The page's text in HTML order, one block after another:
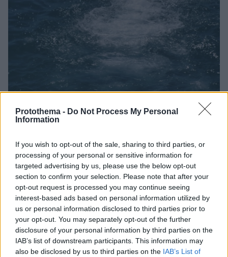
Protothema - Do Not Process My Personal
Information
If you wish to opt-out of the sale, sharing to third parties, or
processing of your personal or sensitive information for
targeted advertising by us, please use the below opt-out
section to confirm your selection. Please note that after your
opt-out request is processed you may continue seeing
interest-based ads based on personal information utilized by
us or personal information disclosed to third parties prior to
your opt-out. You may separately opt-out of the further
disclosure of your personal information by third parties on the
IAB’s list of downstream participants. This information may
also be disclosed by us to third parties on the IAB’s List of
σε ένα 24ωρο - Τουρίστας τραυματίστηκε με τζετ σκι
Τα τραγικά περιστατικά καταγράφηκαν σε Αττική,
Θεσσαλονίκη, Χαλκιδική, Εύβοια, Αγρολίδα και
Σαντορίνη